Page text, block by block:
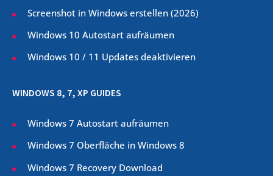
Screenshot in Windows erstellen (2026)
Windows 10 Autostart aufräumen
Windows 10 / 11 Updates deaktivieren
WINDOWS 8, 7, XP GUIDES
Windows 7 Autostart aufräumen
Windows 7 Oberfläche in Windows 8
Windows 7 Recovery Download